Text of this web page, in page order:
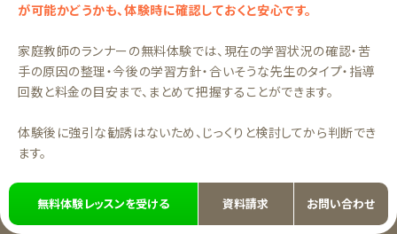
が可能かどうかも、体験時に確認しておくと安心です。
家庭教師のランナーの無料体験では、現在の学習状況の確認・苦
手の原因の整理・今後の学習方針・合いそうな先生のタイプ・指導
回数と料金の目安まで、まとめて把握することができます。
体験後に強引な勧誘はないため、じっくりと検討してから判断でき
ます。
でお気軽にお子さんの状況をご相
談ください。
無料体験レッスンを受ける 資料請求 お問い合わせ